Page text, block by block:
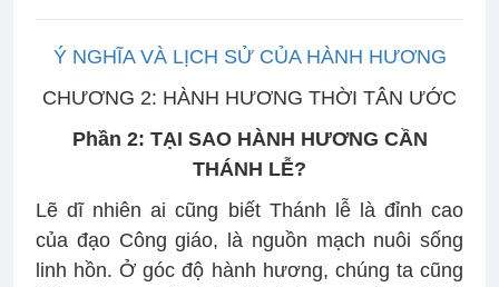
Ý NGHĨA VÀ LỊCH SỬ CỦA HÀNH HƯƠNG
CHƯƠNG 2: HÀNH HƯƠNG THỜI TÂN ƯỚC
Phần 2: TẠI SAO HÀNH HƯƠNG CẦN
THÁNH LỄ?
Lẽ dĩ nhiên ai cũng biết Thánh lễ là đỉnh cao
của đạo Công giáo, là nguồn mạch nuôi sống
linh hồn. Ở góc độ hành hương, chúng ta cũng